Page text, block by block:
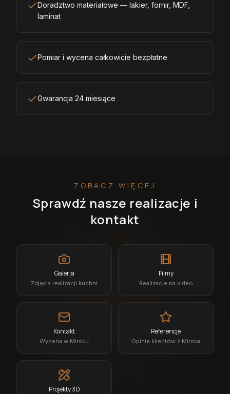
Doradztwo materiałowe — lakier, fornir, MDF,
laminat
Pomiar i wycena całkowicie bezpłatne
Gwarancja 24 miesiące
ZOBACZ WIĘCEJ
Sprawdź nasze realizacje i
kontakt
Galeria
Zdjęcia realizacji kuchni
Filmy
Realizacje na video
Kontakt
Wycena w Mirsku
Referencje
Opinie klientów z Mirska
Projekty 3D